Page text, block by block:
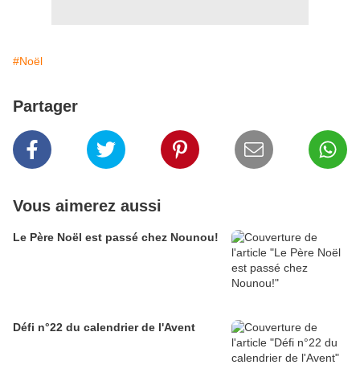
#Noël
Partager
Vous aimerez aussi
Le Père Noël est passé chez Nounou!
Défi n°22 du calendrier de l'Avent